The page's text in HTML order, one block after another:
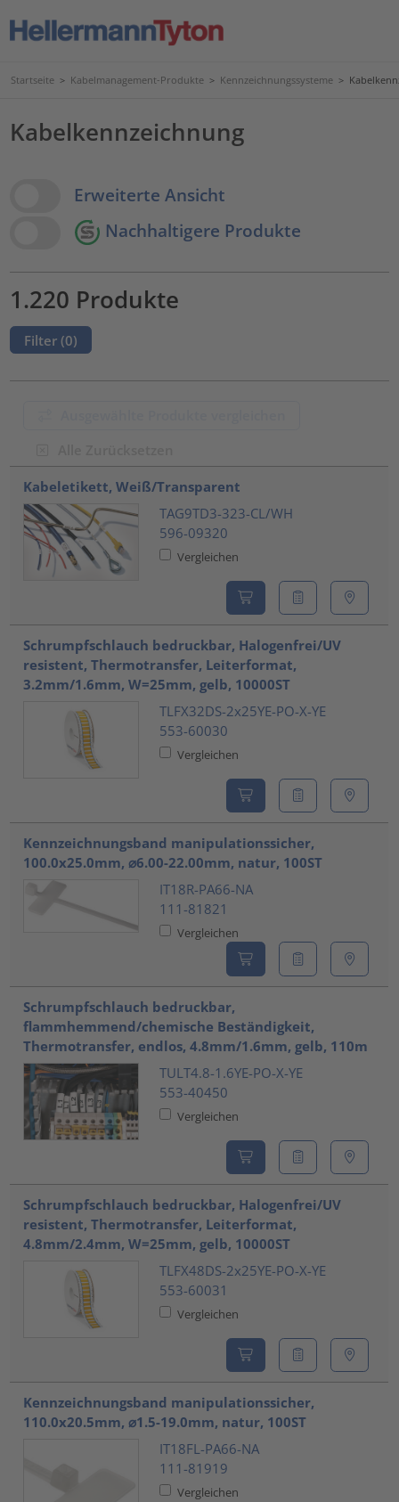
Startseite > Kabelmanagement-Produkte > Kennzeichnungssysteme >
Kabelkennzeichnung
View OptionsErweiterte Ansicht
Nachhaltigere Produkte
1.220 Produkte
Filter (0)
Kabeletikett, Weiß/Transparent
TAG9TD3-323-CL/WH
596-09320
Vergleichen
Schrumpfschlauch bedruckbar, Halogenfrei/UV
resistent, Thermotransfer, Leiterformat,
3.2mm/1.6mm, W=25mm, gelb, 10000ST
TLFX32DS-2x25YE-PO-X-YE
553-60030
Vergleichen
Kennzeichnungsband manipulationssicher,
100.0x25.0mm, ⌀6.00-22.00mm, natur, 100ST
IT18R-PA66-NA
111-81821
Vergleichen
Schrumpfschlauch bedruckbar,
flammhemmend/chemische Beständigkeit,
Thermotransfer, endlos, 4.8mm/1.6mm, gelb, 110m
TULT4.8-1.6YE-PO-X-YE
553-40450
Vergleichen
Schrumpfschlauch bedruckbar, Halogenfrei/UV
resistent, Thermotransfer, Leiterformat,
4.8mm/2.4mm, W=25mm, gelb, 10000ST
TLFX48DS-2x25YE-PO-X-YE
553-60031
Vergleichen
Kennzeichnungsband manipulationssicher,
110.0x20.5mm, ⌀1.5-19.0mm, natur, 100ST
IT18FL-PA66-NA
111-81919
Vergleichen